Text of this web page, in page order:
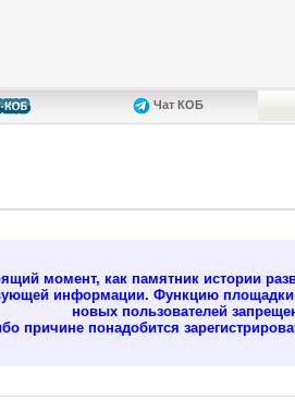
Чат КОБ
момент, как памятник истории
информации. Функцию
новых пользователей
причине понадобится